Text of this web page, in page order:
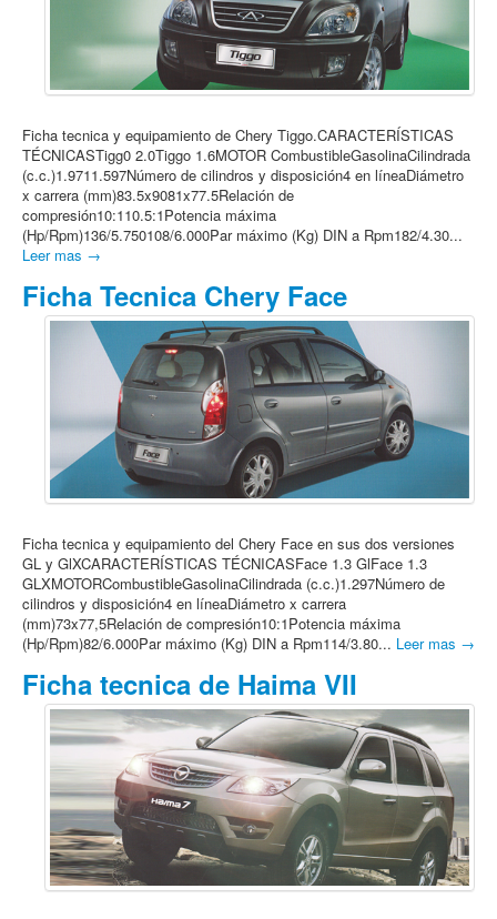
Ficha tecnica y equipamiento de Chery Tiggo.CARACTERÍSTICAS
TÉCNICASTigg0 2.0Tiggo 1.6MOTOR CombustibleGasolinaCilindrada
(c.c.)1.9711.597Número de cilindros y disposición4 en líneaDiámetro
x carrera (mm)83.5x9081x77.5Relación de
compresión10:110.5:1Potencia máxima
(Hp/Rpm)136/5.750108/6.000Par máximo (Kg) DIN a Rpm182/4.30...
Leer mas →
Ficha Tecnica Chery Face
Ficha tecnica y equipamiento del Chery Face en sus dos versiones
GL y GlXCARACTERÍSTICAS TÉCNICASFace 1.3 GlFace 1.3
GLXMOTORCombustibleGasolinaCilindrada (c.c.)1.297Número de
cilindros y disposición4 en líneaDiámetro x carrera
(mm)73x77,5Relación de compresión10:1Potencia máxima
(Hp/Rpm)82/6.000Par máximo (Kg) DIN a Rpm114/3.80... Leer mas →
Ficha tecnica de Haima VII